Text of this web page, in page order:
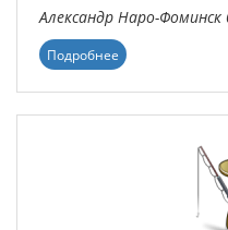
Александр Наро-Фоминск
Подробнее